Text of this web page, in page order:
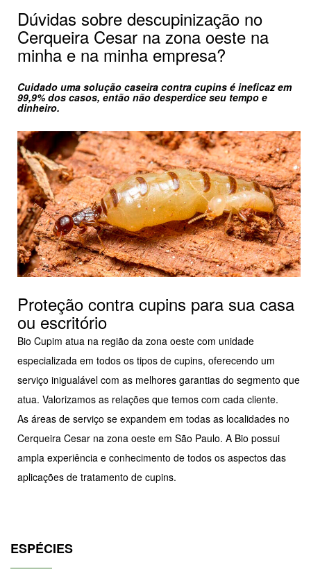
Dúvidas sobre descupinização no
Cerqueira Cesar na zona oeste na
minha e na minha empresa?
Cuidado uma solução caseira contra cupins é ineficaz em
99,9% dos casos, então não desperdice seu tempo e
dinheiro.
Proteção contra cupins para sua casa
ou escritório
Bio Cupim atua na região da zona oeste com unidade
especializada em todos os tipos de cupins, oferecendo um
serviço inigualável com as melhores garantias do segmento que
atua. Valorizamos as relações que temos com cada cliente.
As áreas de serviço se expandem em todas as localidades no
Cerqueira Cesar na zona oeste em São Paulo. A Bio possui
ampla experiência e conhecimento de todos os aspectos das
aplicações de tratamento de cupins.
ESPÉCIES